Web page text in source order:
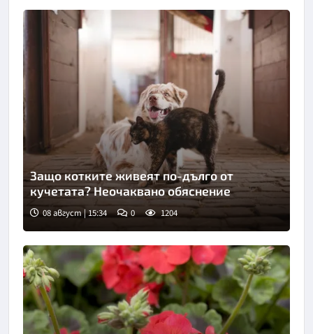
Снимка: Пиксабей
Защо котките живеят по-дълго от
кучетата? Неочаквано обяснение
08 август | 15:34 0 1204